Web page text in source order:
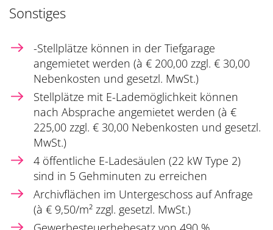
Sonstiges
-Stellplätze können in der Tiefgarage
angemietet werden (à € 200,00 zzgl. € 30,00
Nebenkosten und gesetzl. MwSt.)
Stellplätze mit E-Lademöglichkeit können
nach Absprache angemietet werden (à €
225,00 zzgl. € 30,00 Nebenkosten und gesetzl.
MwSt.)
4 öffentliche E-Ladesäulen (22 kW Type 2)
sind in 5 Gehminuten zu erreichen
Archivflächen im Untergeschoss auf Anfrage
(à € 9,50/m² zzgl. gesetzl. MwSt.)